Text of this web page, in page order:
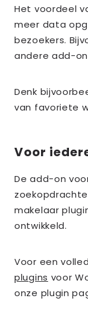
Het voordeel
meer data
bezoekers.
andere add-
Denk
van favoriete
Voor
De add-on
makelaar
ontwikkeld.
Voor een
plugins voor
onze plugin